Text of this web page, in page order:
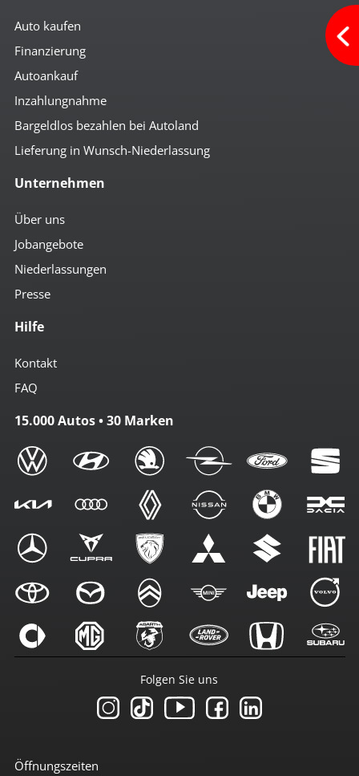
Auto kaufen
Finanzierung
Autoankauf
Inzahlungnahme
Bargeldlos bezahlen bei Autoland
Lieferung in Wunsch-Niederlassung
Unternehmen
Über uns
Jobangebote
Niederlassungen
Presse
Hilfe
Kontakt
FAQ
15.000 Autos • 30 Marken
Öffnungszeiten
Folgen Sie uns